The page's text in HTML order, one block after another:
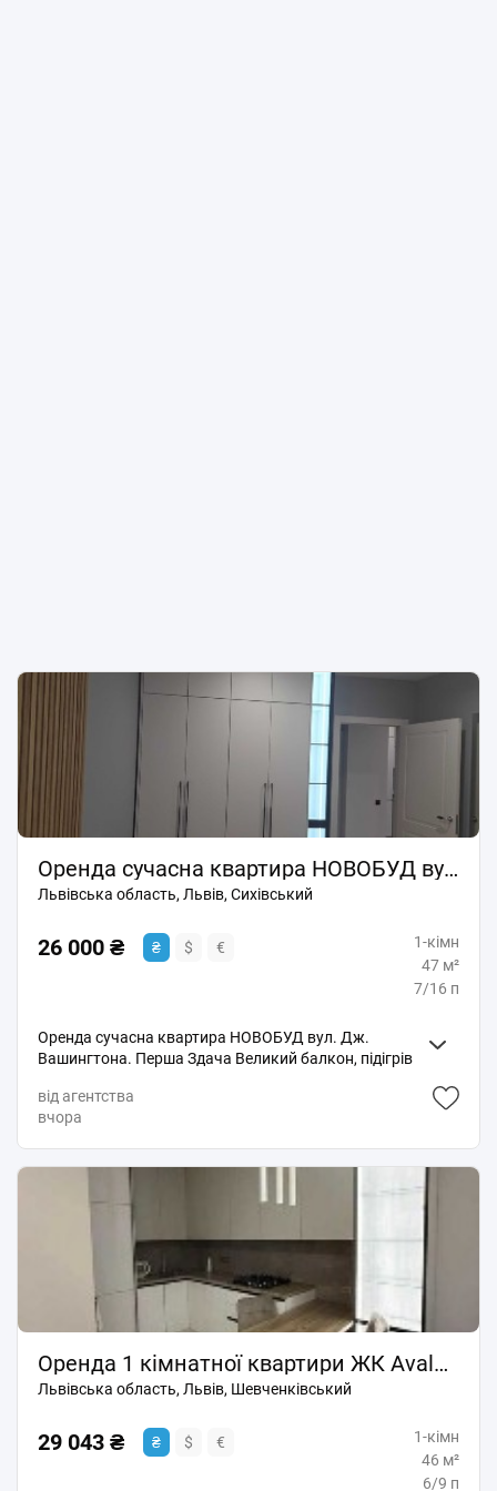
Оренда сучасна квартира НОВОБУД вул. Дж. Вашингтона. Перша Здача
Львівська область, Львів, Сихівський
26 000 ₴ ₴ $ €
1-кімн
47 м²
7/16 п
Оренда сучасна квартира НОВОБУД вул. Дж.
Вашингтона. Перша Здача Великий балкон, підігрів
сушкою КОД 2790
від агентства
вчора
Оренда 1 кімнатної квартири ЖК Avalon Flex вул. Топольна
Львівська область, Львів, Шевченківський
29 043 ₴ ₴ $ €
1-кімн
46 м²
6/9 п